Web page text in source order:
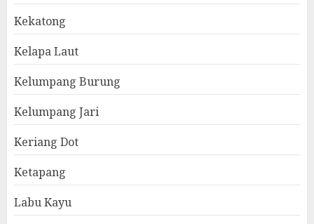
Kekatong
Kelapa Laut
Kelumpang Burung
Kelumpang Jari
Keriang Dot
Ketapang
Labu Kayu